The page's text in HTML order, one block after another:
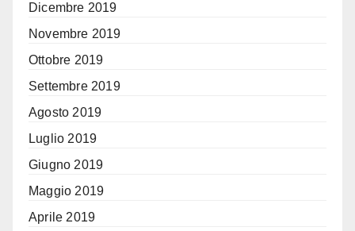
Dicembre 2019
Novembre 2019
Ottobre 2019
Settembre 2019
Agosto 2019
Luglio 2019
Giugno 2019
Maggio 2019
Aprile 2019